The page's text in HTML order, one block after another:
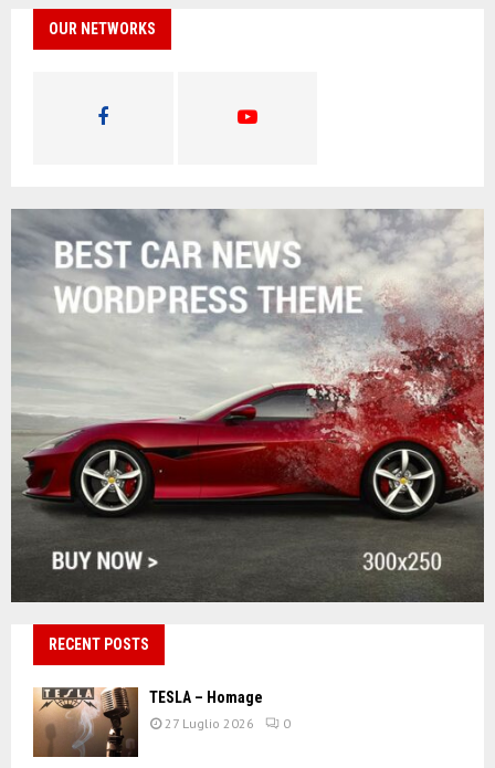
OUR NETWORKS
RECENT POSTS
TESLA – Homage
27 Luglio 2026 0